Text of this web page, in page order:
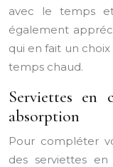
avec le temps
également
qui en fait un
temps chaud.
Serviettes en
absorption
Pour compléter
des serviettes